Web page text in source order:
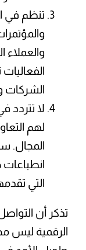
تنظم في
والعملاء
الشركات
لا تتردد
لهم
المجال.
التي
تذكر أن
الرقمية ليس